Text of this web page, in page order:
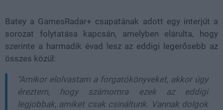
Batey a GamesRadar+ csapatának adott egy interjút a
sorozat folytatása kapcsán, amelyben elárulta, hogy
szerinte a harmadik évad lesz az eddigi legerősebb az
összes közül:
"Amikor elolvastam a forgatókönyveket, akkor úgy
éreztem, hogy számomra ezek az eddigi
legjobbak, amiket csak csináltunk. Vannak dolgok